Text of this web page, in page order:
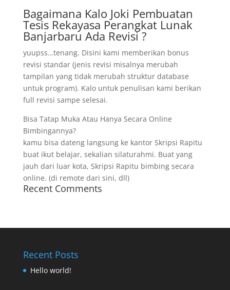
Bagaimana Kalo Joki Pembuatan
Tesis Rekayasa Perangkat Lunak
Banjarbaru Ada Revisi ?
yuupss…tenang. Disini kami memberikan bonus
revisi standar (jenis revisi misalnya merubah
tampilan yang tidak merubah struktur database
untuk program). Kalo untuk penulisan kami berikan
full revisi sampe selesai.
Bisa Tatap Muka Atau Hanya Secara Online
Bimbingannya?
kamu bisa dateng langsung ke kantor Skripsi Rapitu
buat ikut belajar, sekalian silaturahmi. Buat yang
jauh dari luar kota, Skripsi Rapitu bimbing secara
online. (di remote dari sini, dll)
Recent Comments
Recent Posts
Hello world!